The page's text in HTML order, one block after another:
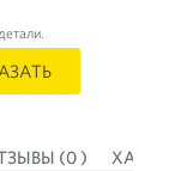
(0 )